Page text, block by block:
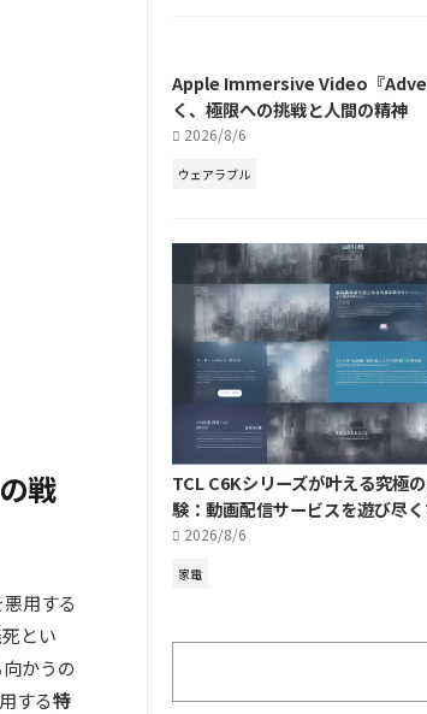
戦
用する
とい
かうの
する特
Apple Immersive Video『
く、極限への挑戦と人間の精神
2026/8/6
ウェアラブル
TCL C6Kシリーズが叶える究極
験：動画配信サービスを遊び尽
2026/8/6
家電